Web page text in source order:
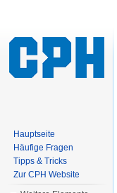
Hauptseite
Häufige Fragen
Tipps & Tricks
Zur CPH Website